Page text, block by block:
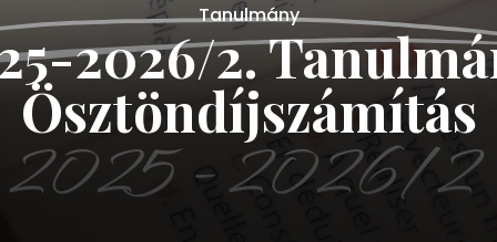
Tanulmány
– 2025/2.
ösztöndíjszámítás